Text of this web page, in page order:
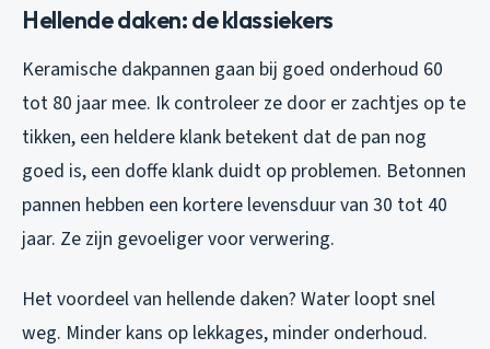
Hellende daken: de klassiekers
Keramische dakpannen gaan bij goed onderhoud 60
tot 80 jaar mee. Ik controleer ze door er zachtjes op te
tikken, een heldere klank betekent dat de pan nog
goed is, een doffe klank duidt op problemen. Betonnen
pannen hebben een kortere levensduur van 30 tot 40
jaar. Ze zijn gevoeliger voor verwering.
Het voordeel van hellende daken? Water loopt snel
weg. Minder kans op lekkages, minder onderhoud.